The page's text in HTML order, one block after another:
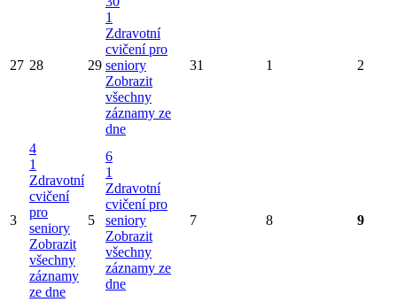
27 28 29
1
Zdravotní
cvičení pro
seniory
Zobrazit
všechny
záznamy ze
dne
31 1 2
3
4
1
Zdravotní
cvičení
pro
seniory
Zobrazit
všechny
záznamy
ze dne
5
6
1
Zdravotní
cvičení pro
seniory
Zobrazit
všechny
záznamy ze
dne
7 8 9